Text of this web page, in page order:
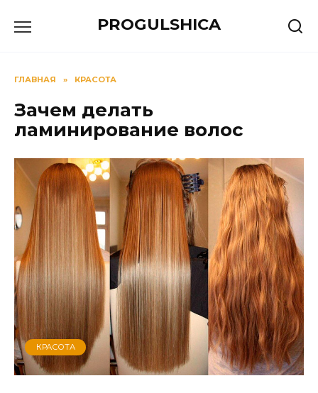
PROGULSHICA
ГЛАВНАЯ » КРАСОТА
Зачем делать
ламинирование волос
КРАСОТА